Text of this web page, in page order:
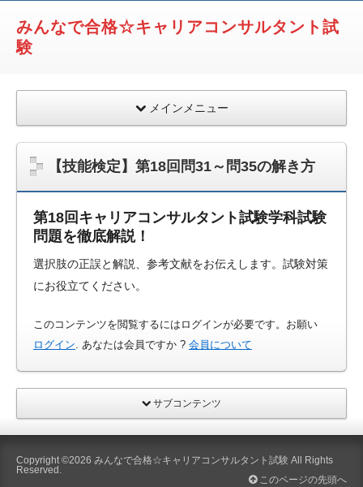
みんなで合格☆キャリアコンサルタント試
験
メインメニュー
【技能検定】第18回問31～問35の解き方
第18回キャリアコンサルタント試験学科試験
問題を徹底解説！
選択肢の正誤と解説、参考文献をお伝えします。試験対策
にお役立てください。
このコンテンツを閲覧するにはログインが必要です。お願い
ログイン. あなたは会員ですか ? 会員について
サブコンテンツ
Copyright ©2026 みんなで合格☆キャリアコンサルタント試験 All Rights
Reserved.
このページの先頭へ